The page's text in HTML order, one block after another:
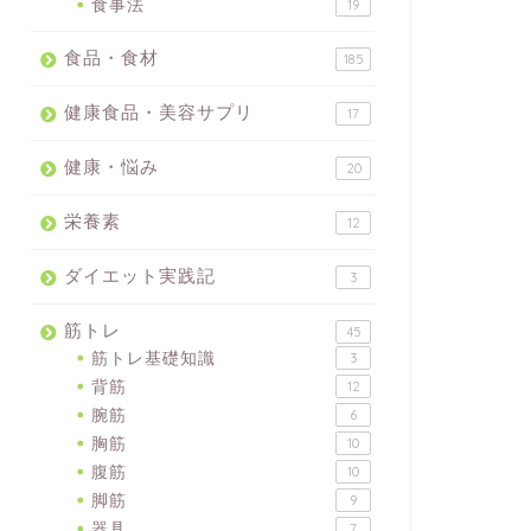
19
食品・食材 185
健康食品・美容サプリ 17
健康・悩み 20
栄養素 12
ダイエット実践記 3
筋トレ 45
筋トレ基礎知識 3
背筋 12
腕筋 6
胸筋 10
腹筋 10
脚筋 9